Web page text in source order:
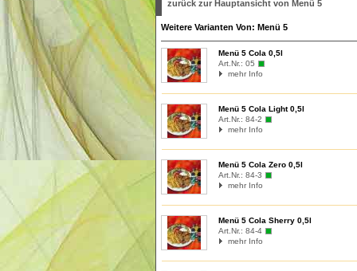
zurück zur Hauptansicht von Menü 5
Weitere Varianten Von: Menü 5
Menü 5 Cola 0,5l
Art.Nr.: 05
mehr Info
Menü 5 Cola Light 0,5l
Art.Nr.: 84-2
mehr Info
Menü 5 Cola Zero 0,5l
Art.Nr.: 84-3
mehr Info
Menü 5 Cola Sherry 0,5l
Art.Nr.: 84-4
mehr Info